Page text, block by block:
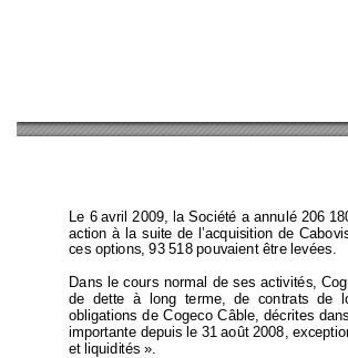
Le 6 avril 2009, la Société a annulé 206
action à la suite de l’acquisition de
ces options, 93 518 pouvaient être levées.
Dans le cours normal de ses activités,
de dette à long terme, de contrats de
obligations de Cogeco Câble, décrites
importante depuis le 31 août 2008, except
et liquidités ».